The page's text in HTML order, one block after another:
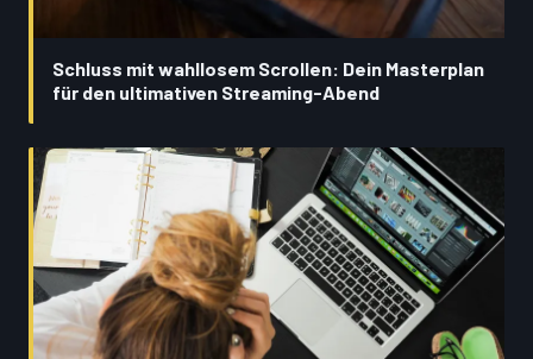
Schluss mit wahllosem Scrollen: Dein Masterplan
für den ultimativen Streaming-Abend